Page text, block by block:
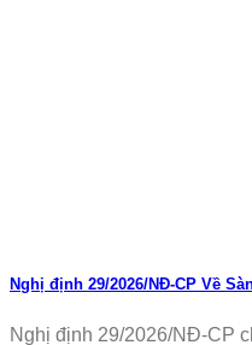
Nghị định 29/2026/NĐ-CP Về
Nghị định 29/2026/NĐ-CP